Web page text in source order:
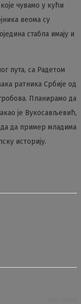
чувамо у кући
веома су
стабла имају и
пута, са Радетом
ратника Србије од
Планирамо да
је Вукосављевић,
да да пример младима
историју.